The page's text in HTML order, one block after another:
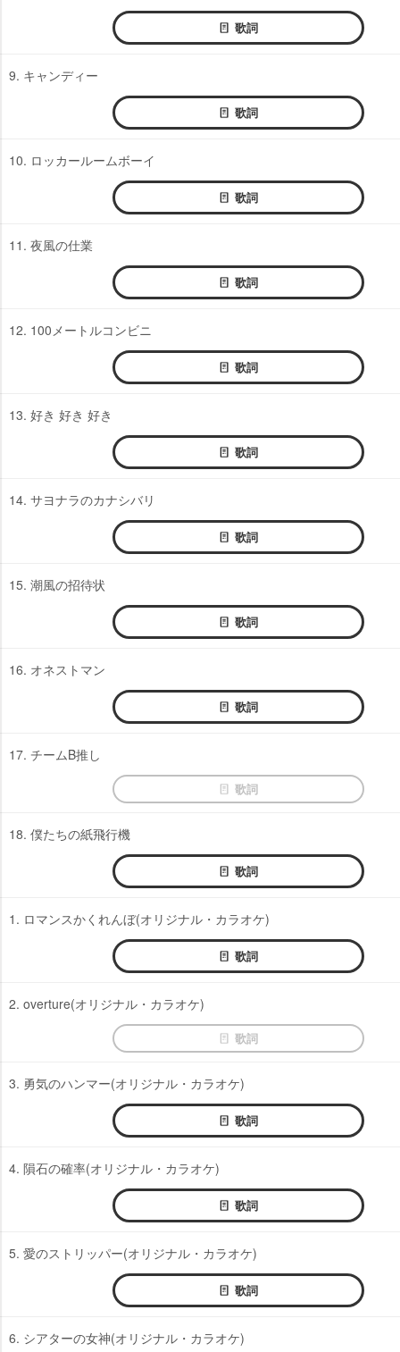
歌詞
9. キャンディー
歌詞
10. ロッカールームボーイ
歌詞
11. 夜風の仕業
歌詞
12. 100メートルコンビニ
歌詞
13. 好き 好き 好き
歌詞
14. サヨナラのカナシバリ
歌詞
15. 潮風の招待状
歌詞
16. オネストマン
歌詞
17. チームB推し
歌詞
18. 僕たちの紙飛行機
歌詞
1. ロマンスかくれんぼ(オリジナル・カラオケ)
歌詞
2. overture(オリジナル・カラオケ)
歌詞
3. 勇気のハンマー(オリジナル・カラオケ)
歌詞
4. 隕石の確率(オリジナル・カラオケ)
歌詞
5. 愛のストリッパー(オリジナル・カラオケ)
歌詞
6. シアターの女神(オリジナル・カラオケ)